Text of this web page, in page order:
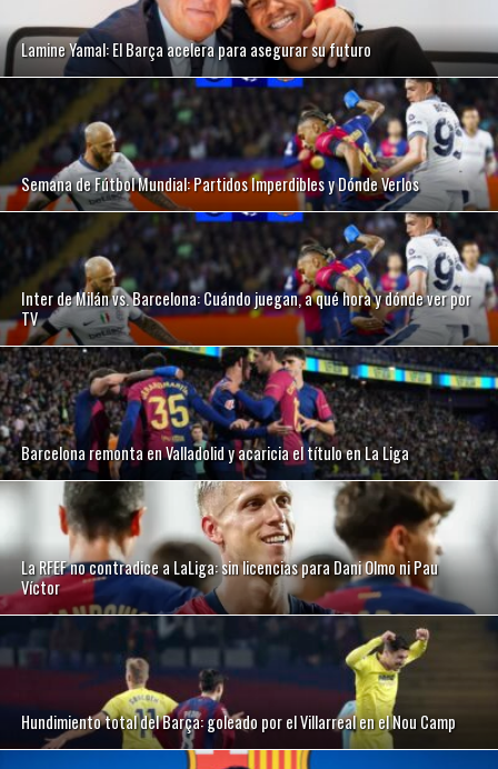
Lamine Yamal: El Barça acelera para asegurar su futuro
Semana de Fútbol Mundial: Partidos Imperdibles y Dónde Verlos
Inter de Milán vs. Barcelona: Cuándo juegan, a qué hora y dónde ver por
TV
Barcelona remonta en Valladolid y acaricia el título en La Liga
La RFEF no contradice a LaLiga: sin licencias para Dani Olmo ni Pau
Víctor
Hundimiento total del Barça: goleado por el Villarreal en el Nou Camp